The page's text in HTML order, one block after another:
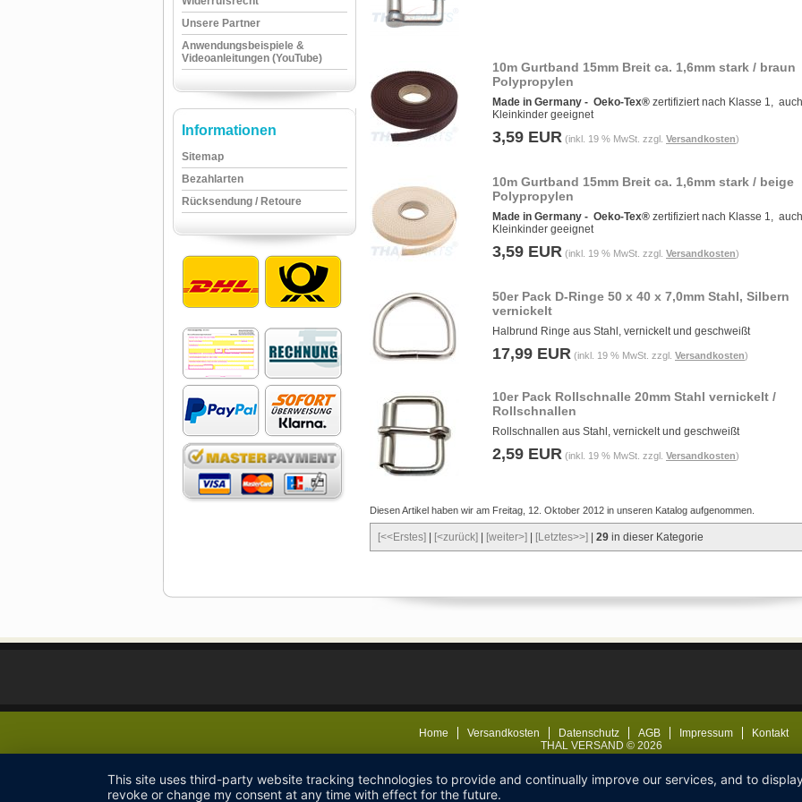
Unsere Partner
Anwendungsbeispiele &
Videoanleitungen (YouTube)
Informationen
Sitemap
Bezahlarten
Rücksendung / Retoure
10m Gurtband 15mm Breit ca. 1,6mm stark / braun
Polypropylen
Made in Germany - Oeko-Tex® zertifiziert nach Klasse 1,
Kleinkinder geeignet
3,59 EUR (inkl. 19 % MwSt. zzgl. Versandkosten)
10m Gurtband 15mm Breit ca. 1,6mm stark / beige
Polypropylen
Made in Germany - Oeko-Tex® zertifiziert nach Klasse 1,
Kleinkinder geeignet
3,59 EUR (inkl. 19 % MwSt. zzgl. Versandkosten)
50er Pack D-Ringe 50 x 40 x 7,0mm Stahl, Silbern
vernickelt
Halbrund Ringe aus Stahl, vernickelt und geschweißt
17,99 EUR (inkl. 19 % MwSt. zzgl. Versandkosten)
10er Pack Rollschnalle 20mm Stahl vernickelt /
Rollschnallen
Rollschnallen aus Stahl, vernickelt und geschweißt
2,59 EUR (inkl. 19 % MwSt. zzgl. Versandkosten)
Diesen Artikel haben wir am Freitag, 12. Oktober 2012 in unseren Katalog aufgenommen.
[<<Erstes] [<zurück] [weiter>] [Letztes>>] 29 in dieser Kategorie
Home Versandkosten Datenschutz AGB Impressum
Kontakt
THAL VERSAND © 2026
This site uses third-party website tracking technologies to provide and continually improve our services, and to
revoke or change my consent at any time with effect for the future.